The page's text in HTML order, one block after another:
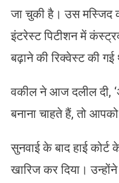
जा चुकी है। उस मस्जिद
इंटरेस्ट पिटीशन में
बढ़ाने की रिक्वेस्ट की गई
वकील ने आज दलील दी,
बनाना चाहते हैं, तो
सुनवाई के बाद हाई
खारिज कर दिया।